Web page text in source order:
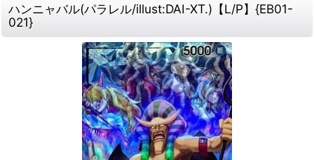
ハンニャバル(パラレル/illust:DAI-XT.)【L/P】{EB01-
021}